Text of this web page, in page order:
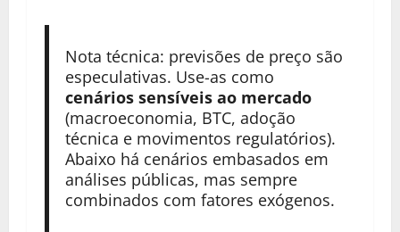
Nota técnica: previsões de preço são
especulativas. Use-as como
cenários sensíveis ao mercado
(macroeconomia, BTC, adoção
técnica e movimentos regulatórios).
Abaixo há cenários embasados em
análises públicas, mas sempre
combinados com fatores exógenos.